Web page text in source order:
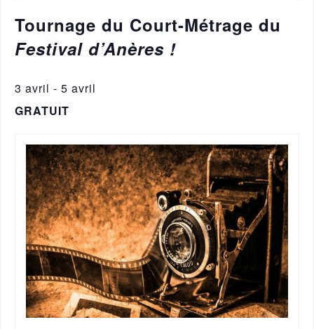
Tournage du Court-Métrage du
Festival d’Anères !
3 avril - 5 avril
GRATUIT